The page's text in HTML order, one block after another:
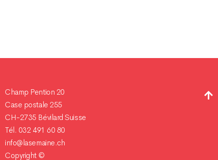
Champ Pention 20
Case postale 255
CH-2735 Bévilard Suisse
Tél. 032 491 60 80
info@lasemaine.ch
Copyright ©